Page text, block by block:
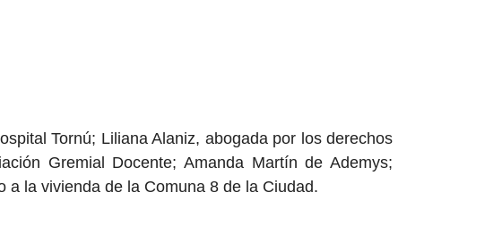
Tornú; Liliana Alaniz, abogada por los derechos
Gremial Docente; Amanda Martín de Ademys;
a la vivienda de la Comuna 8 de la Ciudad.